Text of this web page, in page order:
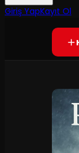
Giriş YapKayıt Ol